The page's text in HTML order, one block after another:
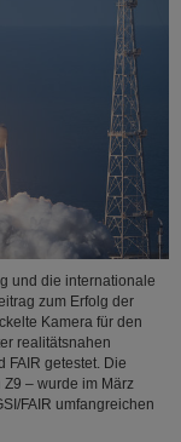
und die internationale
zum Erfolg der
Kamera für den
realitätsnahen
FAIR getestet. Die
– wurde im März
FAIR umfangreichen